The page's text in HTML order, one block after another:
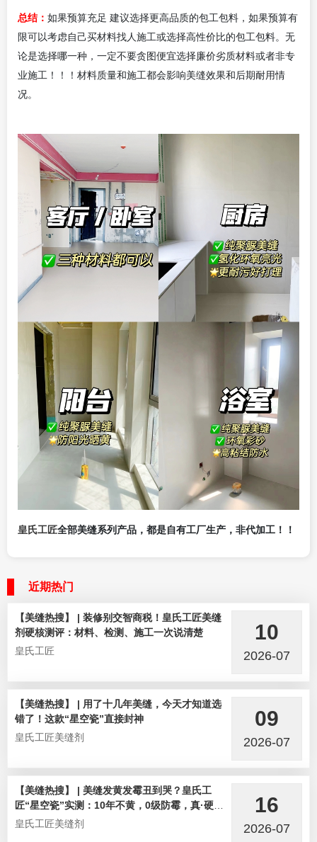
总结： 如果预算充足 建议选择更高品质的包工包料，如果预算有
限可以考虑自己买材料找人施工或选择高性价比的包工包料。无
论是选择哪一种，一定不要贪图便宜选择廉价劣质材料或者非专
业施工！！！材料质量和施工都会影响美缝效果和后期耐用情
况。
皇氏工匠全部美缝系列产品，都是自有工厂生产，非代加工！！
近期热门
【美缝热搜】 | 装修别交智商税！皇氏工匠美缝
剂硬核测评：材料、检测、施工一次说清楚
皇氏工匠
10
2026-07
【美缝热搜】 | 用了十几年美缝，今天才知道选
错了！这款“星空瓷”直接封神
皇氏工匠美缝剂
09
2026-07
【美缝热搜】 | 美缝发黄发霉丑到哭？皇氏工
匠“星空瓷”实测：10年不黄，0级防霉，真·硬核
选手！
皇氏工匠美缝剂
16
2026-07